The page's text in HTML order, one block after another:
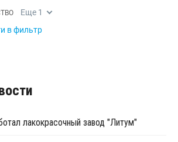
Еще 1
в фильтр
лакокрасочный завод "Литум"